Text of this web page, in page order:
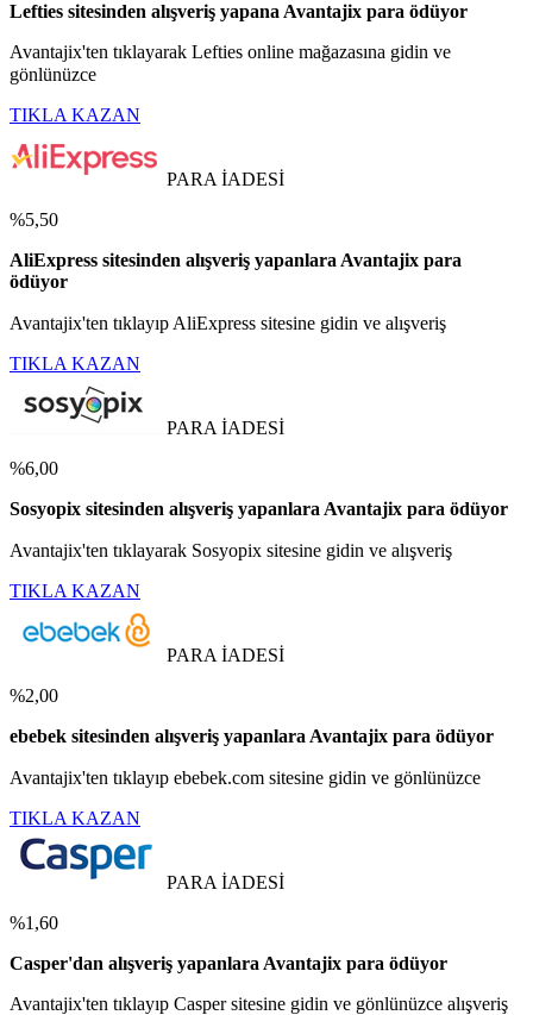
Lefties sitesinden alışveriş yapana Avantajix para ödüyor
Avantajix'ten tıklayarak Lefties online mağazasına gidin ve
gönlünüzce
TIKLA KAZAN
PARA İADESİ
%5,50
AliExpress sitesinden alışveriş yapanlara Avantajix para
ödüyor
Avantajix'ten tıklayıp AliExpress sitesine gidin ve alışveriş
TIKLA KAZAN
PARA İADESİ
%6,00
Sosyopix sitesinden alışveriş yapanlara Avantajix para ödüyor
Avantajix'ten tıklayarak Sosyopix sitesine gidin ve alışveriş
TIKLA KAZAN
PARA İADESİ
%2,00
ebebek sitesinden alışveriş yapanlara Avantajix para ödüyor
Avantajix'ten tıklayıp ebebek.com sitesine gidin ve gönlünüzce
TIKLA KAZAN
PARA İADESİ
%1,60
Casper'dan alışveriş yapanlara Avantajix para ödüyor
Avantajix'ten tıklayıp Casper sitesine gidin ve gönlünüzce alışveriş